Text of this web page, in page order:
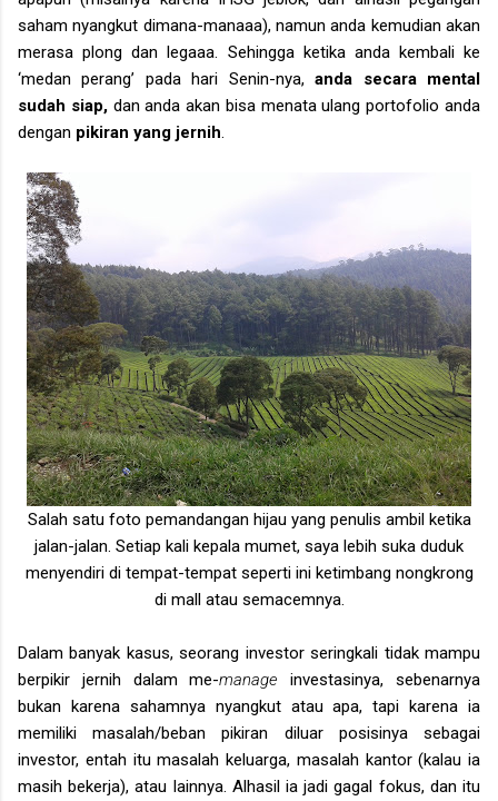
saham nyangkut dimana-manaaa), namun anda kemudian akan
merasa plong dan legaaa. Sehingga ketika anda kembali ke
‘medan perang’ pada hari Senin-nya,anda secara mental
sudah siap, dan anda akan bisa menata ulang portofolio anda
dengan pikiran yang jernih
Salah satu foto pemandangan hijau yang penulis ambil ketika
jalan-jalan. Setiap kali kepala mumet, saya lebih suka duduk
menyendiri di tempat-tempat seperti ini ketimbang nongkrong
di mall atau semacemnya.
Dalam banyak kasus, seorang investor seringkali tidak mampu
berpikir jernih dalam me-manage investasinya, sebenarnya
bukan karena sahamnya nyangkut atau apa, tapi karena ia
memiliki masalah/beban pikiran diluar posisinya sebagai
investor, entah itu masalah keluarga, masalah kantor (kalau ia
masih bekerja), atau lainnya. Alhasil ia jadi gagal fokus, dan itu